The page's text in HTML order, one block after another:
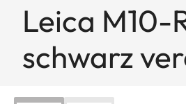
Leica M10-
schwarz